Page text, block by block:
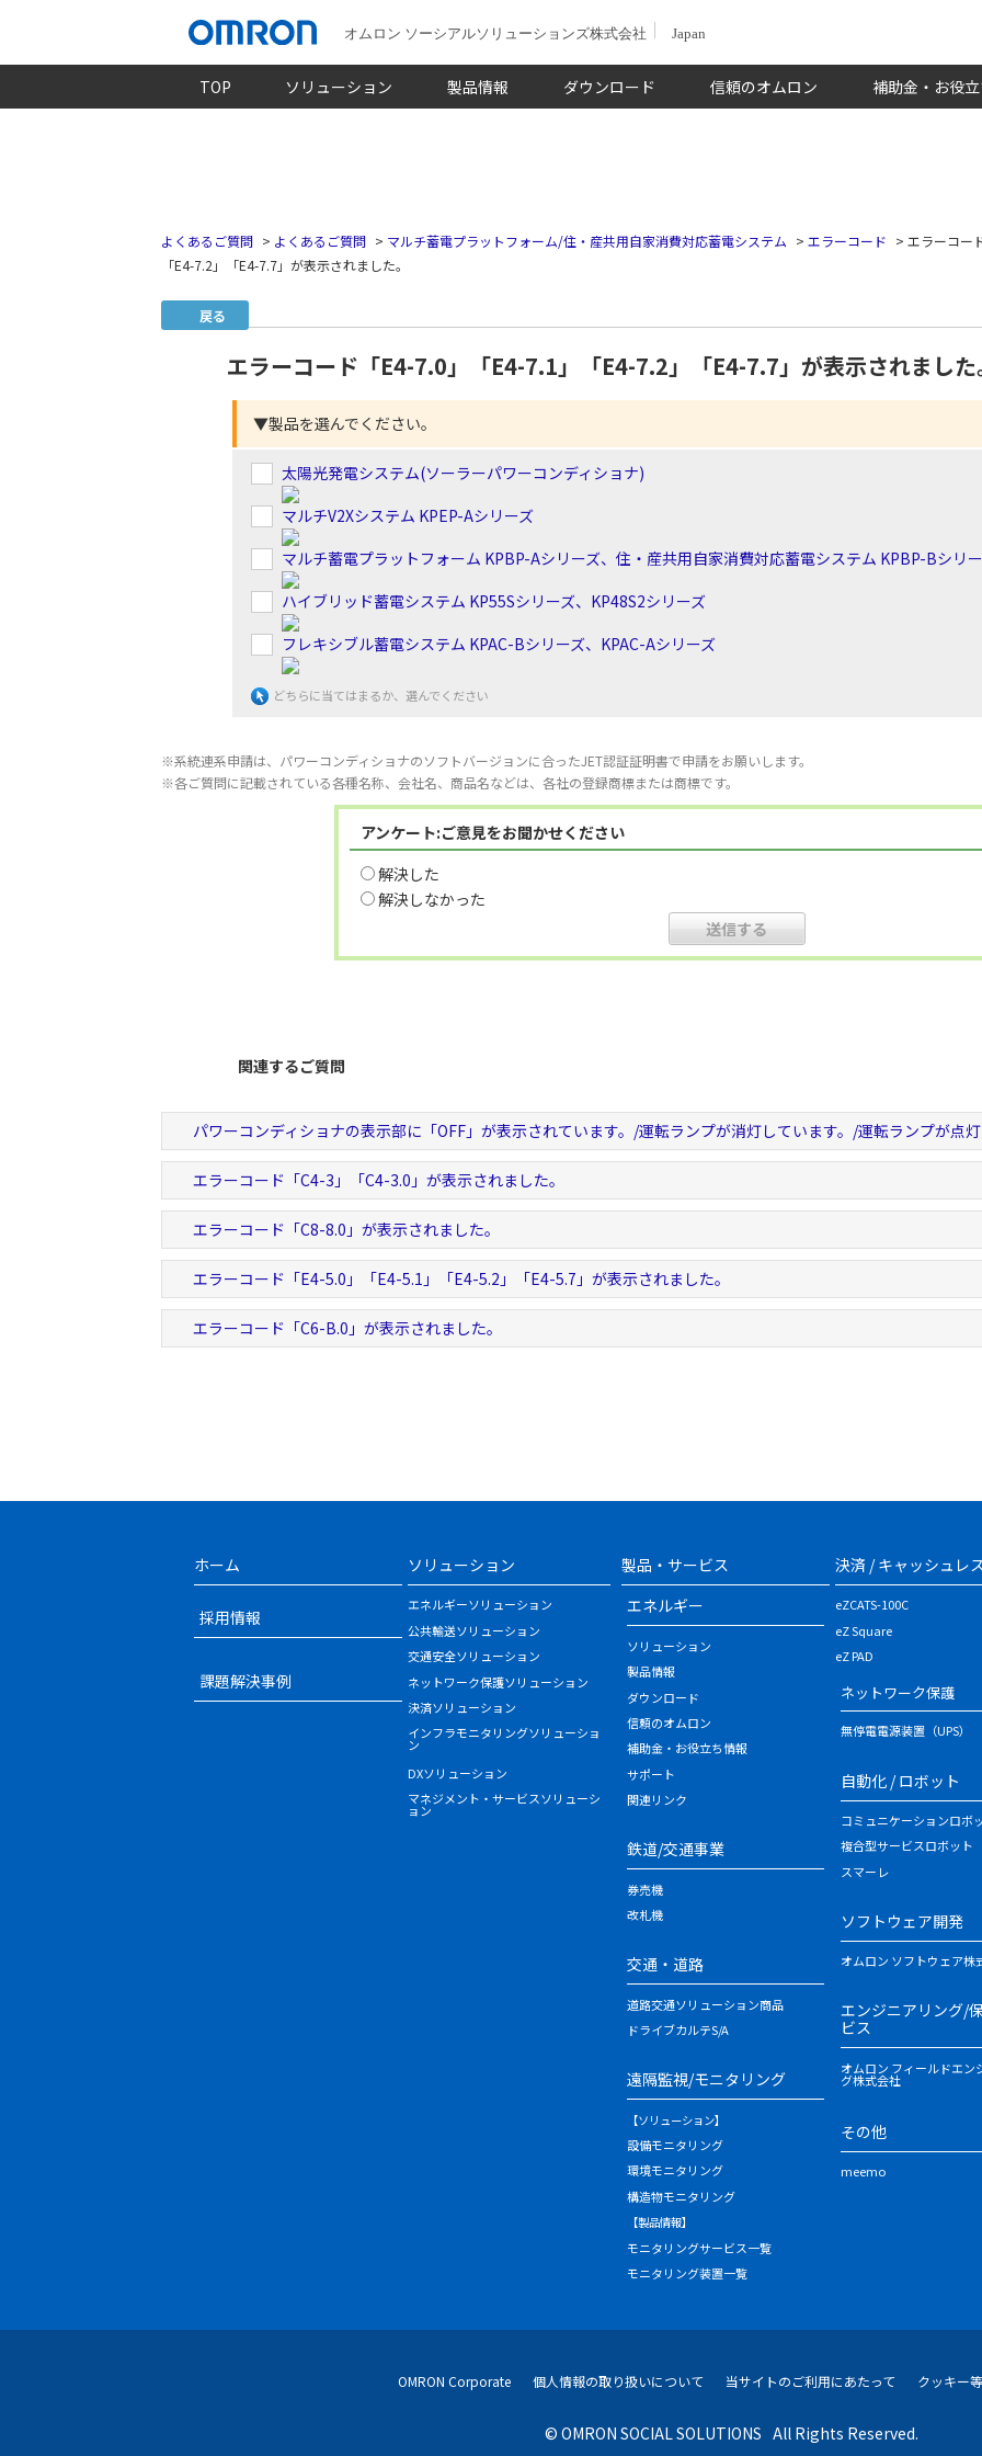
オムロン ソーシアルソリューションズ株式会社 Japan
TOP ソリューション 製品情報 ダウンロード 信頼のオムロン 補助金・お役
よくあるご質問 > よくあるご質問 > マルチ蓄電プラットフォーム/住・産共用自家消費対応蓄電システム > エラーコード > エラーコー
「E4-7.2」「E4-7.7」が表示されました。
戻る
エラーコード「E4-7.0」「E4-7.1」「E4-7.2」「E4-7.7」が表示されまし
▼製品を選んでください。
太陽光発電システム(ソーラーパワーコンディショナ)
マルチV2Xシステム KPEP-Aシリーズ
マルチ蓄電プラットフォーム KPBP-Aシリーズ、住・産共用自家消費対応蓄電システム KPBP-Bシリ
ハイブリッド蓄電システム KP55Sシリーズ、KP48S2シリーズ
フレキシブル蓄電システム KPAC-Bシリーズ、KPAC-Aシリーズ
どちらに当てはまるか、選んでください
※系統連系申請は、パワーコンディショナのソフトバージョンに合ったJET認証証明書で申請をお願いします。
※各ご質問に記載されている各種名称、会社名、商品名などは、各社の登録商標または商標です。
アンケート:ご意見をお聞かせください
解決した
解決しなかった
関連するご質問
パワーコンディショナの表示部に「OFF」が表示されています。/運転ランプが消灯しています。/運転ランプが点
エラーコード「C4-3」「C4-3.0」が表示されました。
エラーコード「C8-8.0」が表示されました。
エラーコード「E4-5.0」「E4-5.1」「E4-5.2」「E4-5.7」が表示されました。
エラーコード「C6-B.0」が表示されました。
ホーム
採用情報
課題解決事例
ソリューション
エネルギーソリューション
公共輸送ソリューション
交通安全ソリューション
ネットワーク保護ソリューション
決済ソリューション
インフラモニタリングソリューショ
ン
DXソリューション
マネジメント・サービスソリューシ
ョン
製品・サービス
エネルギー
ソリューション
製品情報
ダウンロード
信頼のオムロン
補助金・お役立ち情報
サポート
関連リンク
鉄道/交通事業
券売機
改札機
交通・道路
道路交通ソリューション商品
ドライブカルテS/A
遠隔監視/モニタリング
【ソリューション】
設備モニタリング
環境モニタリング
構造物モニタリング
【製品情報】
モニタリングサービス一覧
モニタリング装置一覧
決済 / キャッシュレ
eZCATS-100C
eZ Square
eZ PAD
ネットワーク保護
無停電電源装置（UPS）
自動化 / ロボット
コミュニケーションロボ
複合型サービスロボット
スマーレ
ソフトウェア開発
オムロン ソフトウェア株
エンジニアリング/
ビス
オムロン フィールドエン
グ株式会社
その他
meemo
OMRON Corporate 個人情報の取り扱いについて 当サイトのご利用にあたって クッキー
© OMRON SOCIAL SOLUTIONS All Rights Reserved.